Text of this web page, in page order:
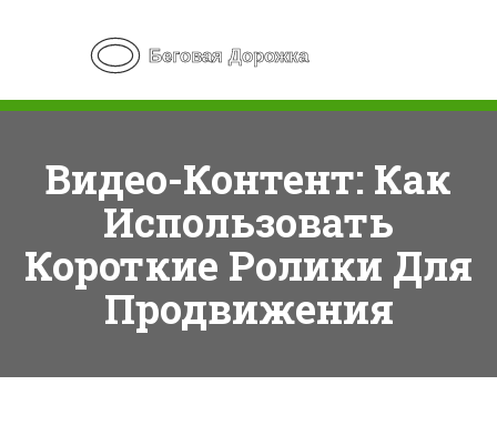
Видео-Контент: Как
Использовать
Короткие Ролики Для
Продвижения